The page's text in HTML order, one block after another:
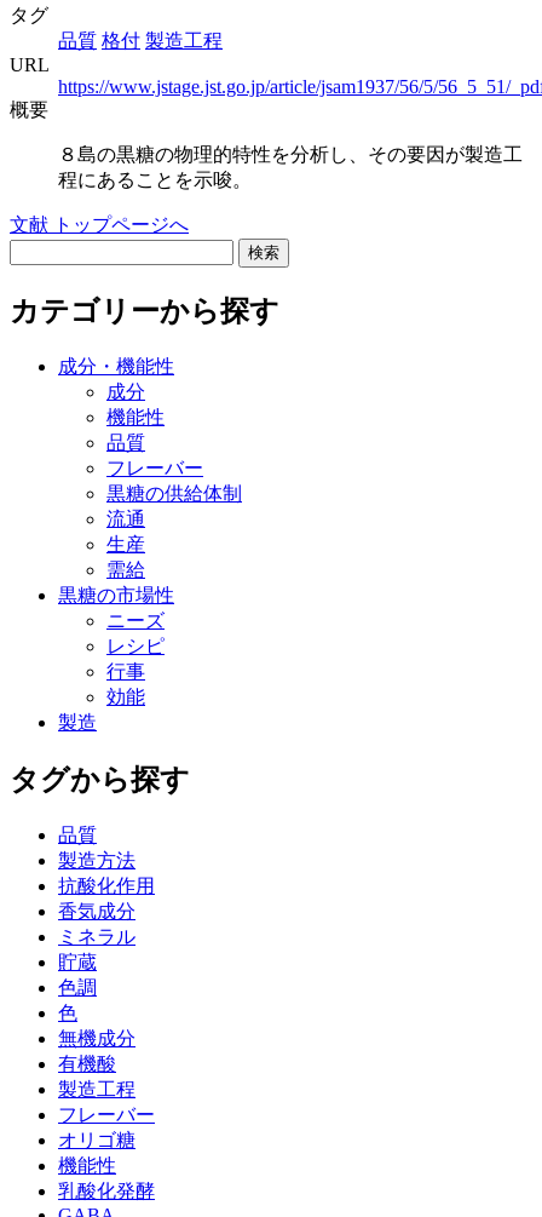
タグ
品質 格付 製造工程
URL
https://www.jstage.jst.go.jp/article/jsam1937/56/5/56_5_51/
概要
８島の黒糖の物理的特性を分析し、その要因が製造工
程にあることを示唆。
文献 トップページへ
検索
カテゴリーから探す
成分・機能性
成分
機能性
品質
フレーバー
黒糖の供給体制
流通
生産
需給
黒糖の市場性
ニーズ
レシピ
行事
効能
製造
タグから探す
品質
製造方法
抗酸化作用
香気成分
ミネラル
貯蔵
色調
色
無機成分
有機酸
製造工程
フレーバー
オリゴ糖
機能性
乳酸化発酵